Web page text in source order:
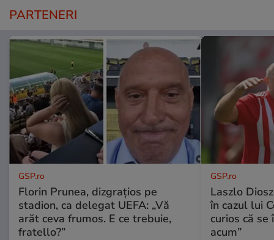
PARTENERI
GSP.ro
Florin Prunea, dizgrațios pe
stadion, ca delegat UEFA: „Vă
arăt ceva frumos. E ce trebuie,
fratello?”
GSP.ro
Laszlo
în cazul lui
curios că
acum”